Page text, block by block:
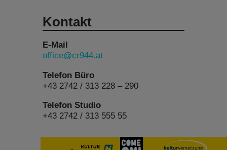
Kontakt
E-Mail
office@cr944.at
Telefon Büro
+43 2742 / 313 228 – 290
Telefon Studio
+43 2742 / 313 555 55